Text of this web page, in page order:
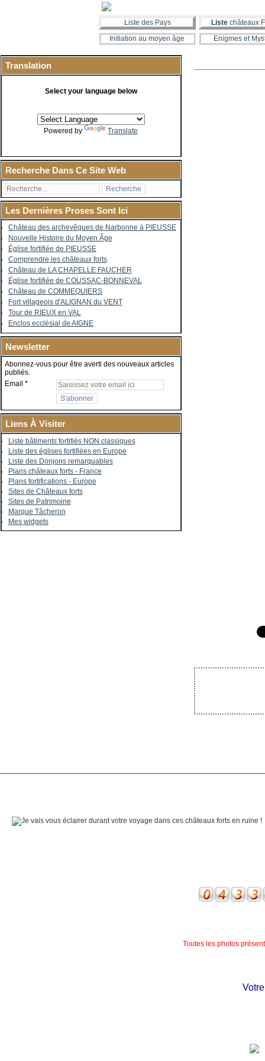
Liste des Pays Liste châteaux
Initiation au moyen âge
Enigmes et
Translation
Select your language below
Powered by Translate
Recherche Dans Ce Site Web
Les Dernières Proses Sont Ici
Château des archevêques de Narbonne à PIEUSSE
Nouvelle Histoire du Moyen Âge
Église fortifiée de PIEUSSE
Comprendre les châteaux forts
Château de LA CHAPELLE FAUCHER
Église fortifiée de COUSSAC-BONNEVAL
Château de COMMEQUIERS
Fort villageois d'ALIGNAN du VENT
Tour de RIEUX en VAL
Enclos ecclésial de AIGNE
Newsletter
Abonnez-vous pour être averti des nouveaux articles
publiés.
Email
Liens À Visiter
Liste bâtiments fortifiés NON classiques
Liste des églises fortifiées en Europe
Liste des Donjons remarquables
Plans châteaux forts - France
Plans fortifications - Europe
Sites de Châteaux forts
Sites de Patrimoine
Marque Tâcheron
Mes widgets
Toutes les photos
Votre